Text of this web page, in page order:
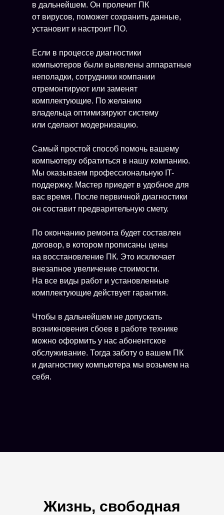
в дальнейшем. Он пролечит ПК
от вирусов, поможет сохранить данные,
установит и настроит ПО.
Если в процессе диагностики
компьютеров были выявлены аппаратные
неполадки, сотрудники компании
отремонтируют или заменят
комплектующие. По желанию
владельца оптимизируют систему
или сделают модернизацию.
Самый простой способ помочь вашему
компьютеру обратиться в нашу компанию.
Мы оказываем профессиональную IT-
поддержку. Мастер приедет в удобное для
вас время. После первичной диагностики
он составит предварительную смету.
По окончанию ремонта будет составлен
договор, в котором прописаны цены
на восстановление ПК. Это исключает
внезапное увеличение стоимости.
На все виды работ и установленные
комплектующие действует гарантия.
Чтобы в дальнейшем не допускать
возникновения сбоев в работе технике
можно оформить у нас абонентское
обслуживание. Тогда заботу о вашем ПК
и диагностику компьютера мы возьмем на
себя.
Жизнь, свободная